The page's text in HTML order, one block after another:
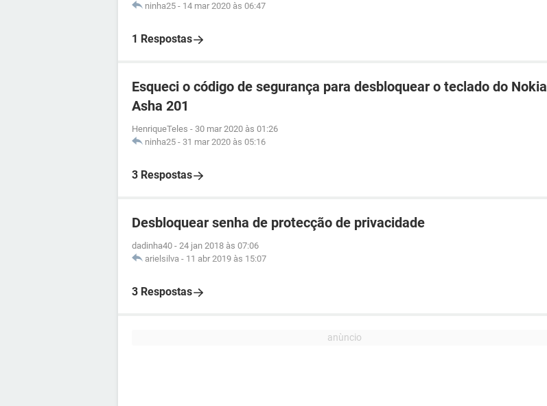
ninha25 - 14 mar 2020 às 06:47
1 Respostas
Esqueci o código de segurança para desbloquear o teclado do Nokia
Asha 201
HenriqueTeles - 30 mar 2020 às 01:26
ninha25 - 31 mar 2020 às 05:16
3 Respostas
Desbloquear senha de protecção de privacidade
dadinha40 - 24 jan 2018 às 07:06
arielsilva - 11 abr 2019 às 15:07
3 Respostas